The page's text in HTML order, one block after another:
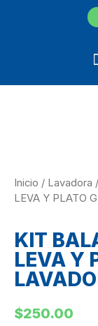
Inicio / Lavadora /
LEVA Y PLATO
KIT
LEVA Y
$250.00